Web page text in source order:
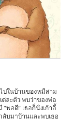
ปในบ้านของหมีสาม
ละตัว พบว่าของพ่อ
พอดี” เธอก็นั่งเก้าอี้
บมาบ้านและพบเธอ